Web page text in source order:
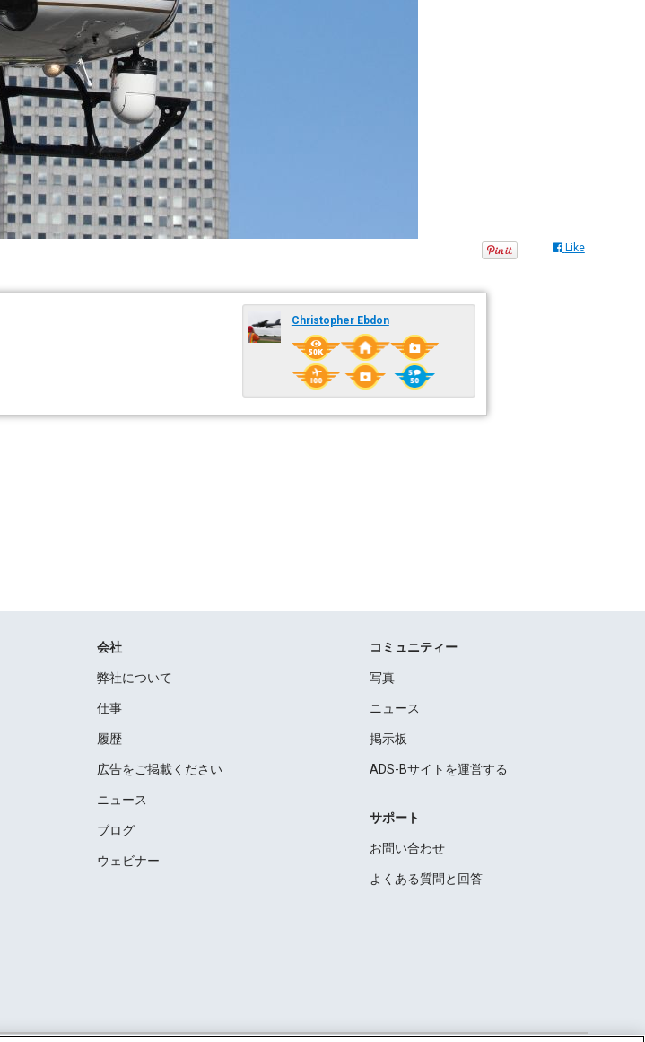
Like
Christopher Ebdon
会社
弊社について
仕事
履歴
広告をご掲載ください
ニュース
ブログ
ウェビナー
コミュニティー
写真
ニュース
掲示板
ADS-Bサイトを運営する
サポート
お問い合わせ
よくある質問と回答